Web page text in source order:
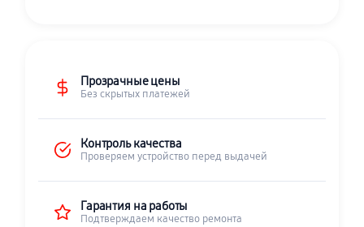
Прозрачные цены
Без скрытых платежей
Контроль качества
Проверяем устройство перед выдачей
Гарантия на работы
Подтверждаем качество ремонта